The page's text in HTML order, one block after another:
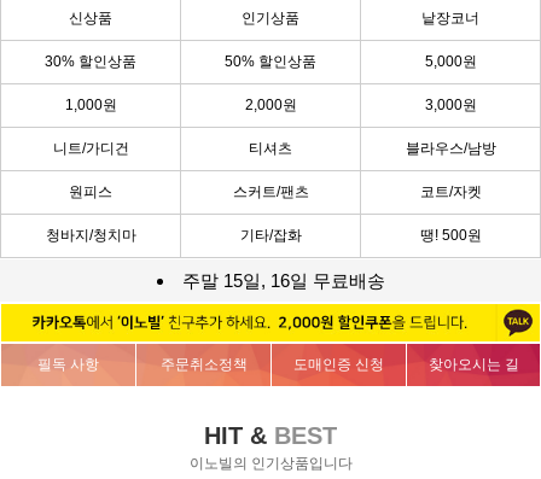
신상품 인기상품 낱장코너
30% 할인상품 50% 할인상품 5,000원
1,000원 2,000원 3,000원
니트/가디건 티셔츠 블라우스/남방
원피스 스커트/팬츠 코트/자켓
청바지/청치마 기타/잡화 땡! 500원
주말 15일, 16일 무료배송
필독 사항 주문취소정책 도매인증 신청 찾아오시는 길
HIT & BEST
이노빌의 인기상품입니다